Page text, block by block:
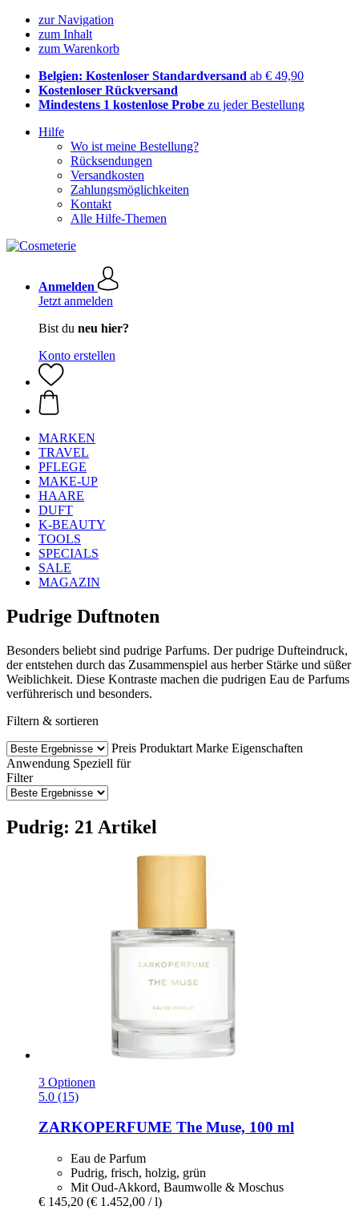
zur Navigation
zum Inhalt
zum Warenkorb
Belgien: Kostenloser Standardversand ab € 49,90
Kostenloser Rückversand
Mindestens 1 kostenlose Probe zu jeder Bestellung
Hilfe
Wo ist meine Bestellung?
Rücksendungen
Versandkosten
Zahlungsmöglichkeiten
Kontakt
Alle Hilfe-Themen
Anmelden
Jetzt anmelden
Bist du neu hier?
Konto erstellen
MARKEN
TRAVEL
PFLEGE
MAKE-UP
HAARE
DUFT
K-BEAUTY
TOOLS
SPECIALS
SALE
MAGAZIN
Pudrige Duftnoten
Besonders beliebt sind pudrige Parfums. Der pudrige Dufteindruck,
der entstehen durch das Zusammenspiel aus herber Stärke und süßer
Weiblichkeit. Diese Kontraste machen die pudrigen Eau de Parfums
verführerisch und besonders.
Filtern & sortieren
Preis Produktart Marke Eigenschaften
Anwendung Speziell für
Filter
Pudrig: 21 Artikel
3 Optionen
5.0 (15)
ZARKOPERFUME The Muse, 100 ml
Eau de Parfum
Pudrig, frisch, holzig, grün
Mit Oud-Akkord, Baumwolle & Moschus
€ 145,20 (€ 1.452,00 / l)